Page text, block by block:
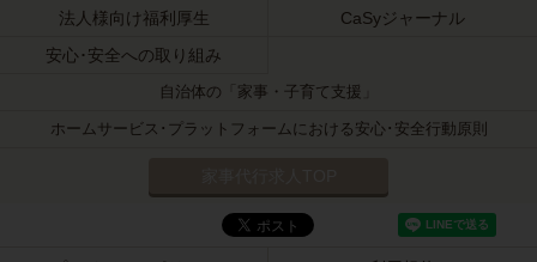
法人様向け福利厚生
CaSyジャーナル
安心･安全への取り組み
自治体の「家事・子育て支援」
ホームサービス･プラットフォームにおける安心･安全行動原則